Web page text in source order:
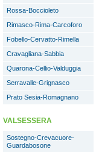
Rossa-Boccioleto
Rimasco-Rima-Carcoforo
Fobello-Cervatto-Rimella
Cravagliana-Sabbia
Quarona-Cellio-Valduggia
Serravalle-Grignasco
Prato Sesia-Romagnano
VALSESSERA
Sostegno-Crevacuore-
Guardabosone